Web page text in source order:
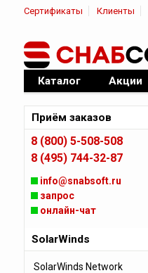
Сертификаты Клиенты
Официальный дилер ПО
Каталог Акции
Приём заказов
8 (800) 5-508-508
8 (495) 744-32-87
info@snabsoft.ru
запрос
онлайн-чат
SolarWinds
SolarWinds Network